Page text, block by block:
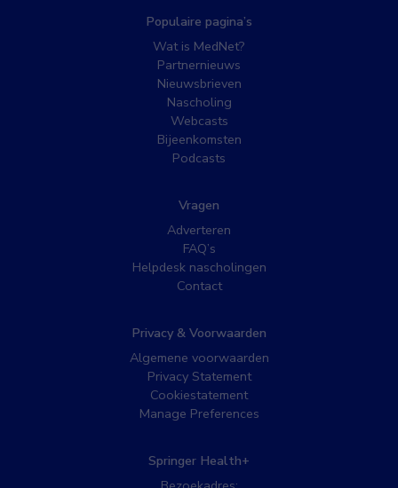
Populaire pagina’s
Wat is MedNet?
Partnernieuws
Nieuwsbrieven
Nascholing
Webcasts
Bijeenkomsten
Podcasts
Vragen
Adverteren
FAQ’s
Helpdesk nascholingen
Contact
Privacy & Voorwaarden
Algemene voorwaarden
Privacy Statement
Cookiestatement
Manage Preferences
Springer Health+